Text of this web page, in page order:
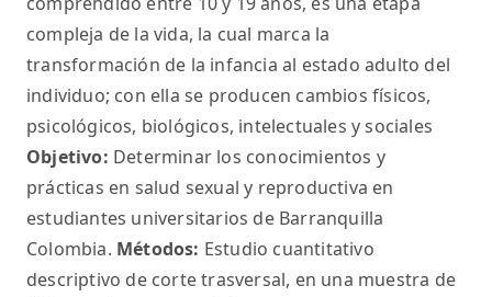
compleja de la vida, la cual marca la
transformación de la infancia al estado adulto del
individuo; con ella se producen cambios físicos,
psicológicos, biológicos, intelectuales y sociales
Objetivo: Determinar los conocimientos y
prácticas en salud sexual y reproductiva en
estudiantes universitarios de Barranquilla
Colombia. Métodos: Estudio cuantitativo
descriptivo de corte trasversal, en una muestra de